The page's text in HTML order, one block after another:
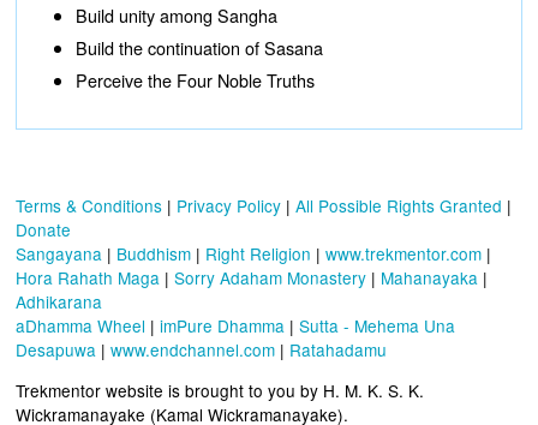
Build unity among Sangha
Build the continuation of Sasana
Perceive the Four Noble Truths
Terms & Conditions | Privacy Policy | All Possible Rights Granted |
Donate
Sangayana | Buddhism | Right Religion | www.trekmentor.com |
Hora Rahath Maga | Sorry Adaham Monastery | Mahanayaka |
Adhikarana
aDhamma Wheel | imPure Dhamma | Sutta - Mehema Una
Desapuwa | www.endchannel.com | Ratahadamu
Trekmentor website is brought to you by H. M. K. S. K.
Wickramanayake (Kamal Wickramanayake).